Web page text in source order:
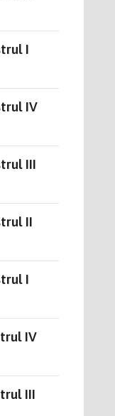
I
IV
III
II
I
IV
III